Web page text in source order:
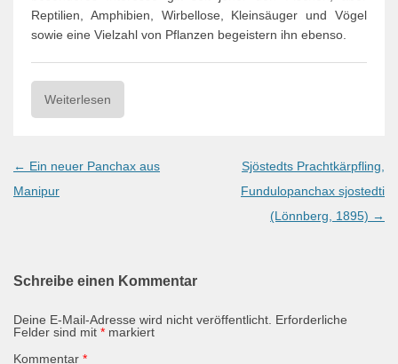
Reptilien, Amphibien, Wirbellose, Kleinsäuger und Vögel
sowie eine Vielzahl von Pflanzen begeistern ihn ebenso.
Weiterlesen
Post
navigation
← Ein neuer Panchax aus
Manipur
Sjöstedts Prachtkärpfling,
Fundulopanchax sjostedti
(Lönnberg, 1895) →
Schreibe einen Kommentar
Deine E-Mail-Adresse wird nicht veröffentlicht. Erforderliche
Felder sind mit * markiert
Kommentar *